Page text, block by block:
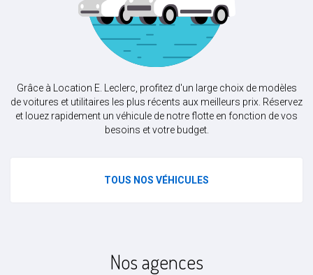
Grâce à Location E. Leclerc, profitez d'un large choix de modèles
de voitures et utilitaires les plus récents aux meilleurs prix. Réservez
et louez rapidement un véhicule de notre flotte en fonction de vos
besoins et votre budget.
TOUS NOS VÉHICULES
Nos agences